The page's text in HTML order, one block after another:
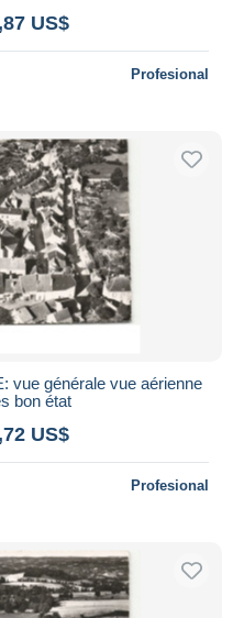
US$
Profesional
vue générale vue aérienne
bon état
US$
Profesional